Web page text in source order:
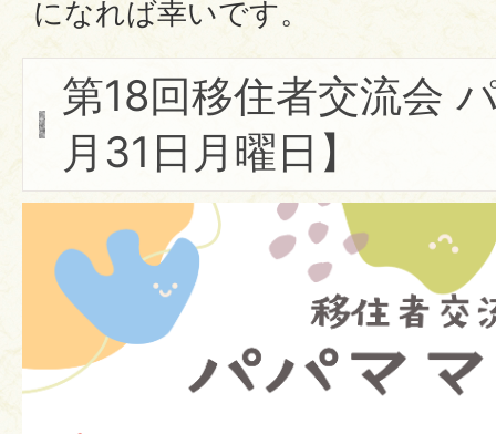
になれば幸いです。
第18回移住者交流会
月31日月曜日】